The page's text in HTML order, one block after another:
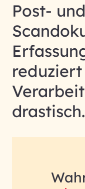
Post- und
drastisch.